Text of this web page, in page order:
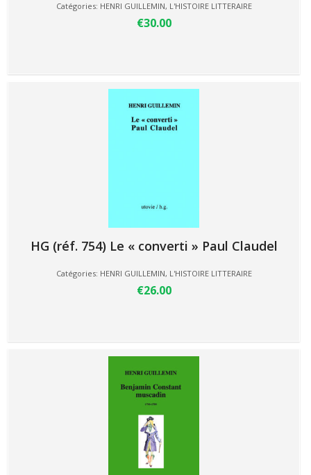
Catégories: HENRI GUILLEMIN, L'HISTOIRE LITTERAIRE
€30.00
HG (réf. 754) Le « converti » Paul Claudel
Catégories: HENRI GUILLEMIN, L'HISTOIRE LITTERAIRE
€26.00